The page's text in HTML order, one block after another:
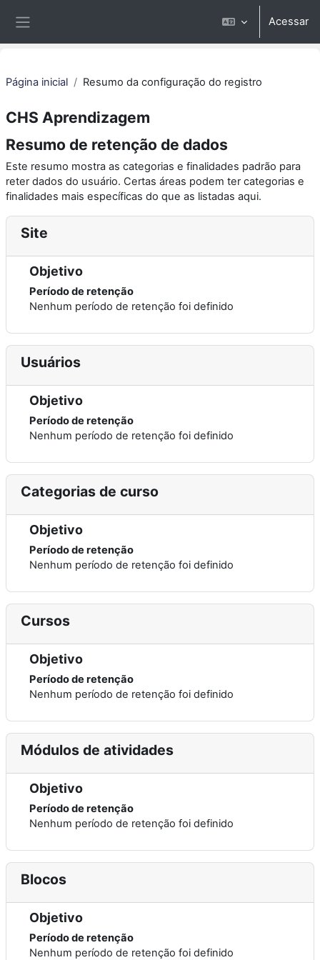
Acessar
Página inicial Resumo da configuração do registro
CHS Aprendizagem
Resumo de retenção de dados
Este resumo mostra as categorias e finalidades padrão para
reter dados do usuário. Certas áreas podem ter categorias e
finalidades mais específicas do que as listadas aqui.
Site
Objetivo
Período de retenção
Nenhum período de retenção foi definido
Usuários
Objetivo
Período de retenção
Nenhum período de retenção foi definido
Categorias de curso
Objetivo
Período de retenção
Nenhum período de retenção foi definido
Cursos
Objetivo
Período de retenção
Nenhum período de retenção foi definido
Módulos de atividades
Objetivo
Período de retenção
Nenhum período de retenção foi definido
Blocos
Objetivo
Período de retenção
Nenhum período de retenção foi definido